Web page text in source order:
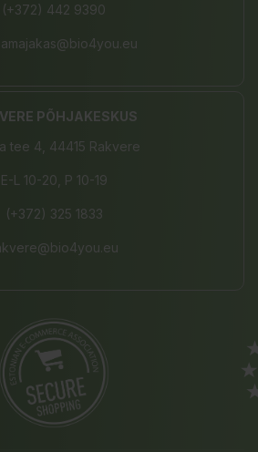
(+372) 442 9390
PÕHJAKESKUS
tee 4, 44415 Rakvere
E-L 10-20, P 10-19
(+372) 325 1833